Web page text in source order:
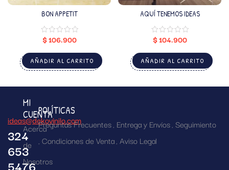
BON APPETIT
$106.900
AÑADIR AL CARRITO
AQUÍ TENEMOS IDEAS
$104.900
AÑADIR AL CARRITO
ideas@dekovinilo.com
324
653
5476
MI
CUENTA
Acerca
de
Nosotros
POLÍTICAS
Preguntas Frecuentes Entrega y Envíos Seguimiento
Condiciones de Venta Aviso Legal